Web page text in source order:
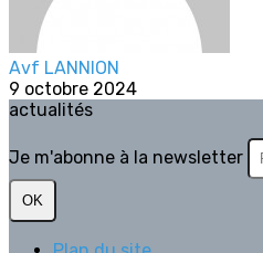
Avf LANNION
9 octobre 2024
actualités
Je m'abonne à la newsletter
OK